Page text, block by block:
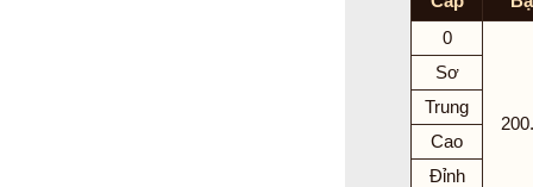
0
Sơ
Trung
Cao
Đỉnh